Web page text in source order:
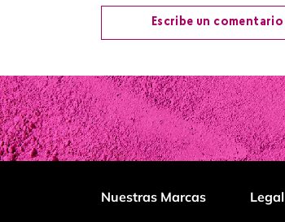
Escribe un comentario
Agregar comentario
Título
Nuestras Marcas Legal